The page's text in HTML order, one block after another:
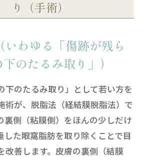
り（手術）
いわゆる「傷跡が残ら
のたるみ取り」）
下のたるみ取り」として若い方を
術が、脱脂法（経結膜脱脂法）で
裏側（粘膜側）をほんの少しだけ
した眼窩脂肪を取り除くことで目
改善します。皮膚の裏側（結膜